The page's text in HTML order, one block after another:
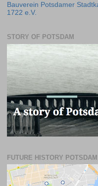
Bauverein Potsdamer
1722 e.V.
STORY OF POTSDAM
FUTURE HISTORY POTSDAM